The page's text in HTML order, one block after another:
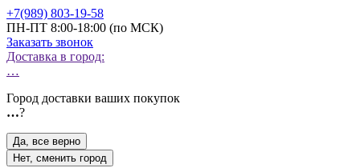
+7(989) 803-19-58
ПН-ПТ 8:00-18:00 (по МСК)
Заказать звонок
Доставка в город:
…
Город доставки ваших покупок
…?
Да, все верно
Нет, сменить город